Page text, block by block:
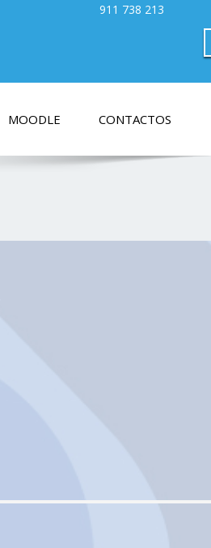
MOODLE CONTACTOS